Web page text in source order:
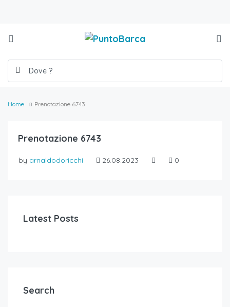
Home Prenotazione 6743
Prenotazione 6743
by arnaldodoricchi 26.08.2023 0
Latest Posts
Search